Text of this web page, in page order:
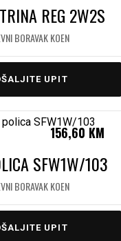
REG 2W2S
BORAVAK KOEN
UPIT
SFW1W/103
BORAVAK KOEN
156,60 KM
UPIT